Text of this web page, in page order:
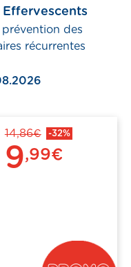
des
récurrentes
14,86€ -32%
9,99€